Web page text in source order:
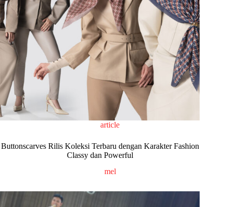
article
Buttonscarves Rilis Koleksi Terbaru dengan Karakter Fashion
Classy dan Powerful
mel